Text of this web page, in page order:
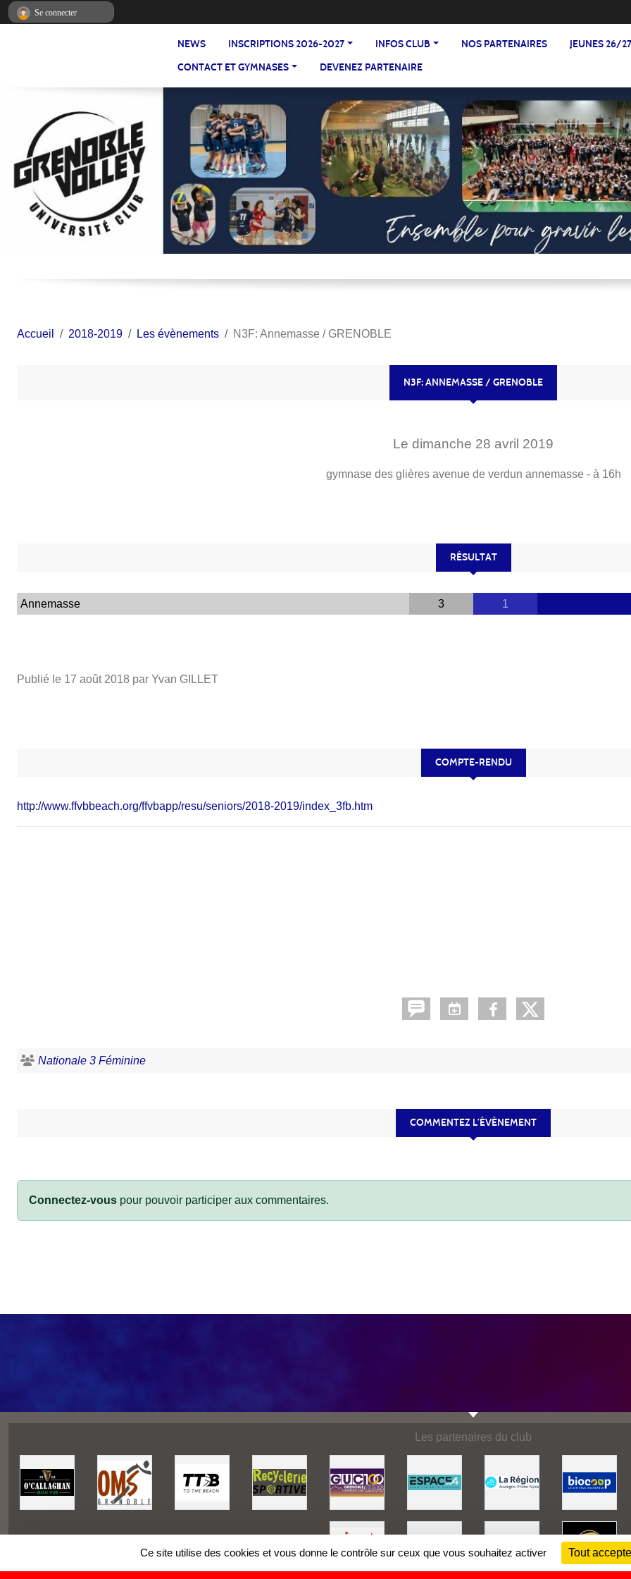
NEWS INSCRIPTIONS 2026-2027 INFOS CLUB NOS PARTENAIRES JEUNES 26/27
CONTACT ET GYMNASES
DEVENEZ PARTENAIRE
Accueil 2018-2019 Les évènements N3F: Annemasse / GRENOBLE
N3F: ANNEMASSE / GRENOBLE
Le dimanche 28 avril 2019
gymnase des glières avenue de verdun annemasse - à 16h
RÉSULTAT
Annemasse 3 1
Publié le 17 août 2018 par Yvan GILLET
COMPTE-RENDU
http://www.ffvbbeach.org/ffvbapp/resu/seniors/2018-2019/index_3fb.htm
Nationale 3 Féminine
COMMENTEZ L’ÉVÈNEMENT
Connectez-vous pour pouvoir participer aux commentaires.
Les partenaires du club
Se connecter
Panneau de gestion des cookies
Ce site utilise des cookies et vous donne le contrôle sur ceux que vous souhaitez activer Tout